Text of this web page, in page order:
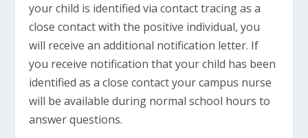
your child is identified via contact tracing as a
close contact with the positive individual, you
will receive an additional notification letter. If
you receive notification that your child has been
identified as a close contact your campus nurse
will be available during normal school hours to
answer questions.